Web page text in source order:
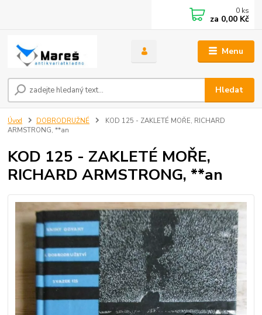
Menu
Hledat
0 ks
za 0,00 Kč
Úvod DOBRODRUŽNÉ
KOD 125 - ZAKLETÉ MOŘE, RICHARD
ARMSTRONG, **an
KOD 125 - ZAKLETÉ MOŘE,
RICHARD ARMSTRONG, **an